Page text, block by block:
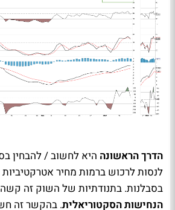
הדרך הראשונה היא לחשוב / להבחין
לנסות לרכוש ברמות מחיר אטרקטיביות
בסבלנות. בתנודתיות של השוק זה
הנחישות הסקטוריאלית. בהקשר זה